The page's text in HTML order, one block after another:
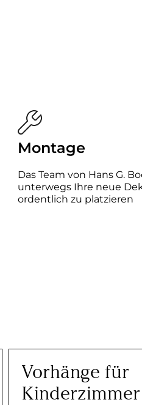
Montage
Das Team von Hans G.
unterwegs Ihre neue
ordentlich zu platzieren
Vorhänge für
Kinderzimmer